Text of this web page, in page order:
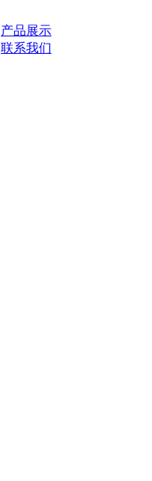
产品展示
联系我们